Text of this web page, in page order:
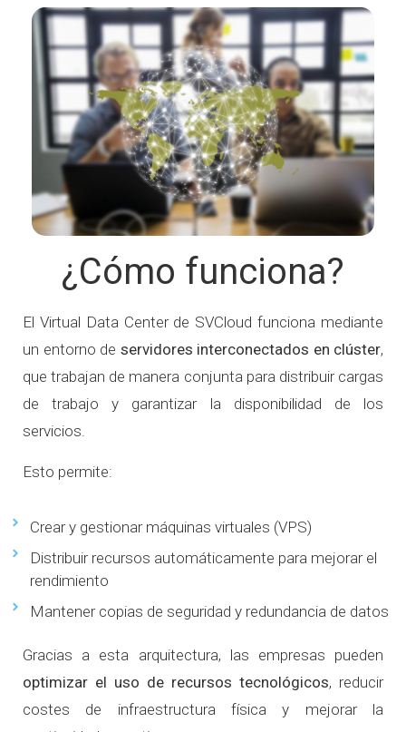
¿Cómo funciona?
El Virtual Data Center de SVCloud funciona mediante
un entorno de servidores interconectados en clúster,
que trabajan de manera conjunta para distribuir cargas
de trabajo y garantizar la disponibilidad de los
servicios.
Esto permite:
Crear y gestionar máquinas virtuales (VPS)
Distribuir recursos automáticamente para mejorar el
rendimiento
Mantener copias de seguridad y redundancia de datos
Gracias a esta arquitectura, las empresas pueden
optimizar el uso de recursos tecnológicos, reducir
costes de infraestructura física y mejorar la